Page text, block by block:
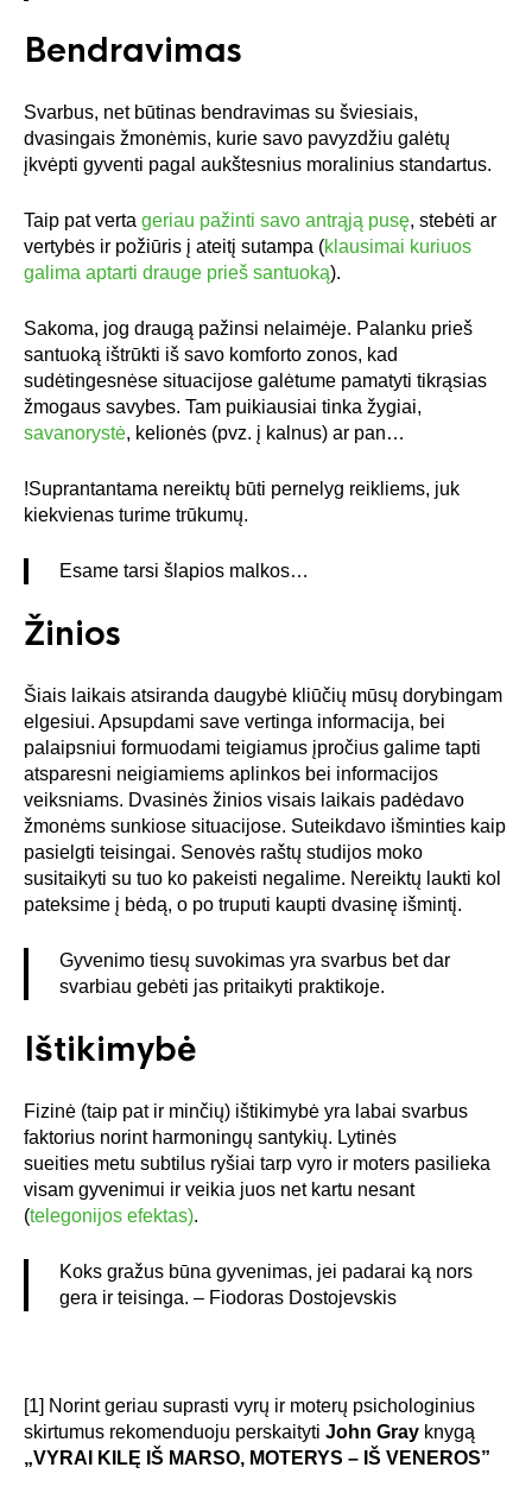
Bendravimas
Svarbus, net būtinas bendravimas su šviesiais,
dvasingais žmonėmis, kurie savo pavyzdžiu galėtų
įkvėpti gyventi pagal aukštesnius moralinius standartus.
Taip pat verta geriau pažinti savo antrąją pusę, stebėti ar
vertybės ir požiūris į ateitį sutampa (klausimai kuriuos
galima aptarti drauge prieš santuoką).
Sakoma, jog draugą pažinsi nelaimėje. Palanku prieš
santuoką ištrūkti iš savo komforto zonos, kad
sudėtingesnėse situacijose galėtume pamatyti tikrąsias
žmogaus savybes. Tam puikiausiai tinka žygiai,
savanorystė, kelionės (pvz. į kalnus) ar pan…
!Suprantantama nereiktų būti pernelyg reikliems, juk
kiekvienas turime trūkumų.
Esame tarsi šlapios malkos…
Žinios
Šiais laikais atsiranda daugybė kliūčių mūsų dorybingam
elgesiui. Apsupdami save vertinga informacija, bei
palaipsniui formuodami teigiamus įpročius galime tapti
atsparesni neigiamiems aplinkos bei informacijos
veiksniams. Dvasinės žinios visais laikais padėdavo
žmonėms sunkiose situacijose. Suteikdavo išminties kaip
pasielgti teisingai. Senovės raštų studijos moko
susitaikyti su tuo ko pakeisti negalime. Nereiktų laukti kol
pateksime į bėdą, o po truputi kaupti dvasinę išmintį.
Gyvenimo tiesų suvokimas yra svarbus bet dar
svarbiau gebėti jas pritaikyti praktikoje.
Ištikimybė
Fizinė (taip pat ir minčių) ištikimybė yra labai svarbus
faktorius norint harmoningų santykių. Lytinės
sueities metu subtilus ryšiai tarp vyro ir moters pasilieka
visam gyvenimui ir veikia juos net kartu nesant
(telegonijos efektas).
Koks gražus būna gyvenimas, jei padarai ką nors
gera ir teisinga. – Fiodoras Dostojevskis
[1] Norint geriau suprasti vyrų ir moterų psichologinius
skirtumus rekomenduoju perskaityti John Gray knygą
„VYRAI KILĘ IŠ MARSO, MOTERYS – IŠ VENEROS”